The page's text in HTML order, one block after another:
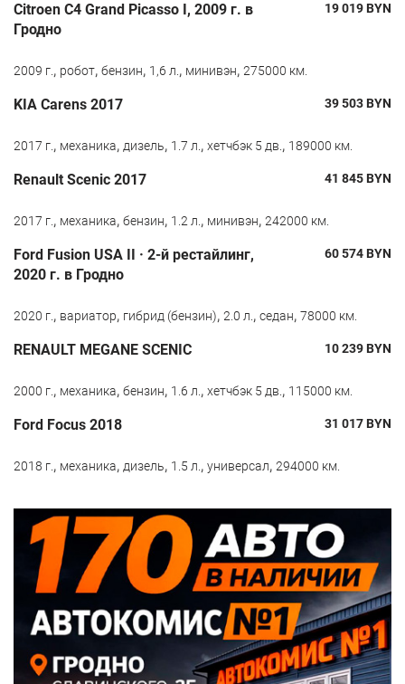
Citroen C4 Grand Picasso I, 2009 г. в
Гродно
19 019BYN
2009 г., робот, бензин, 1,6 л., минивэн, 275000 км.
KIA Carens 2017 39 503BYN
2017 г., механика, дизель, 1.7 л., хетчбэк 5 дв., 189000 км.
Renault Scenic 2017 41 845BYN
2017 г., механика, бензин, 1.2 л., минивэн, 242000 км.
Ford Fusion USA II · 2-й рестайлинг,
2020 г. в Гродно
60 574BYN
2020 г., вариатор, гибрид (бензин), 2.0 л., седан, 78000 км.
RENAULT MEGANE SCENIC 10 239BYN
2000 г., механика, бензин, 1.6 л., хетчбэк 5 дв., 115000 км.
Ford Focus 2018 31 017BYN
2018 г., механика, дизель, 1.5 л., универсал, 294000 км.